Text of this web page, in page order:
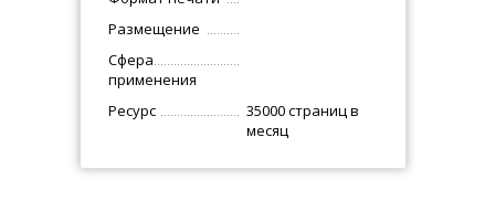
Размещение
Сфера
применения
Ресурс
35000 страниц в
месяц